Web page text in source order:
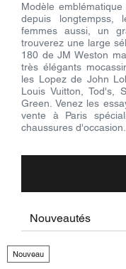
Modèle
depuis
femmes aussi, un
trouverez une large
180 de JM Weston
très élégants
les Lopez de John
Louis Vuitton, Tod's,
Green. Venez les
vente à Paris
chaussures d'occasion.
Nouveau